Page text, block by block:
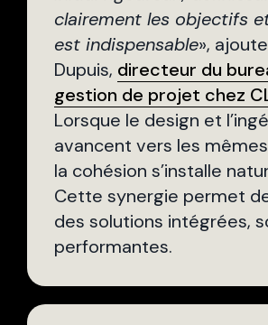
clairement les objectifs
est indispensable»,
Dupuis, directeur du
gestion de projet chez
Lorsque le design et
avancent vers les
la cohésion s’installe
Cette synergie permet
des solutions intégrées,
performantes.